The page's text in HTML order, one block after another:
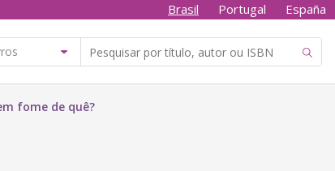
Brasil Portugal España
fome de quê?